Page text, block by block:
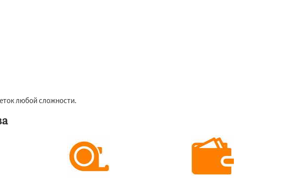
любой сложности.